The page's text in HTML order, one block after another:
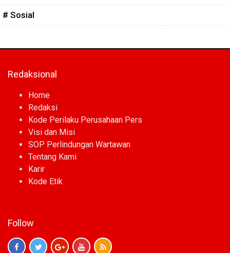
# Sosial
Redaksional
Home
Redaksi
Kode Perilaku Perusahaan Pers
Visi dan Misi
SOP Perlindungan Wartawan
Tentang Kami
Karir
Kode Etik
Follow